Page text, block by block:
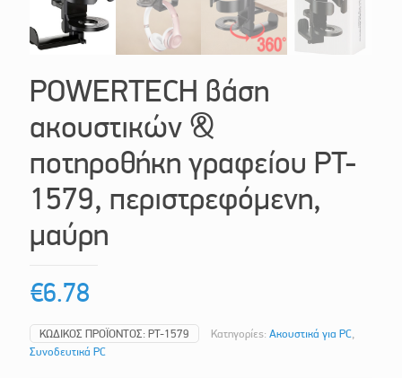
POWERTECH βάση
ακουστικών &
ποτηροθήκη γραφείου PT-
1579, περιστρεφόμενη,
μαύρη
€6.78
ΚΩΔΙΚΌΣ ΠΡΟΪΌΝΤΟΣ: PT-1579 Κατηγορίες: Ακουστικά για PC
Συνοδευτικά PC